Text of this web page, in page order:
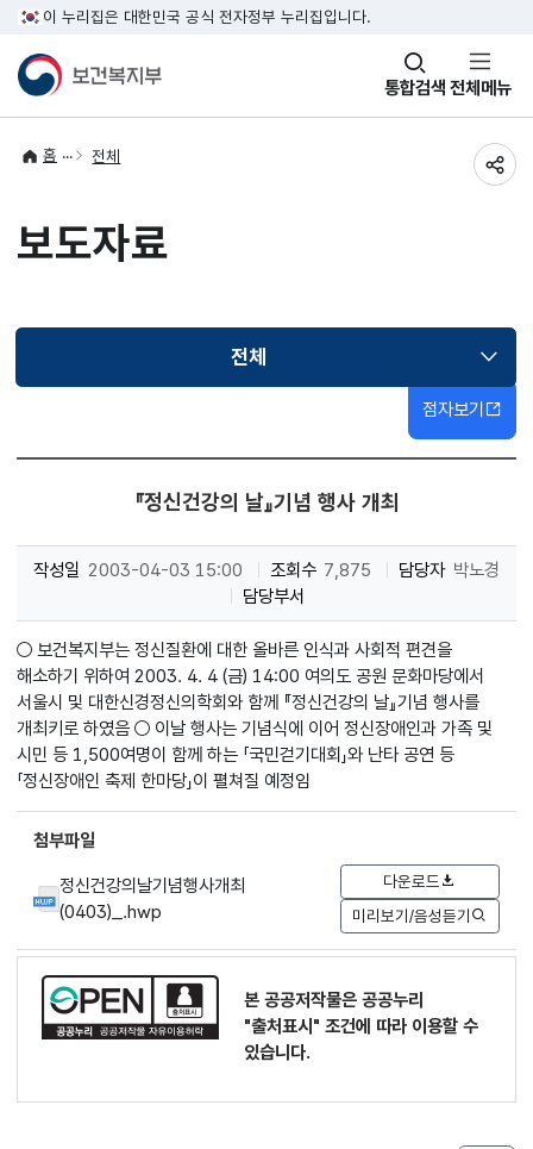
이 누리집은 대한민국 공식 전자정부 누리집입니다.
통합검색
창
열기 전체메뉴
홈 전체
보도자료
전체선택됨
점자보기
『정신건강의 날』기념 행사 개최
작성일 2003-04-03 15:00 조회수 7,875 담당자 박노경
담당부서
○ 보건복지부는 정신질환에 대한 올바른 인식과 사회적 편견을
해소하기 위하여 2003. 4. 4 (금) 14:00 여의도 공원 문화마당에서
서울시 및 대한신경정신의학회와 함께 『정신건강의 날』기념 행사를
개최키로 하였음 ○ 이날 행사는 기념식에 이어 정신장애인과 가족 및
시민 등 1,500여명이 함께 하는 「국민걷기대회」와 난타 공연 등
「정신장애인 축제 한마당」이 펼쳐질 예정임
첨부파일
정신건강의날기념행사개최
(0403)_.hwp
다운로드
미리보기/음성듣기
본 공공저작물은 공공누리
"출처표시" 조건에 따라 이용할 수
있습니다.